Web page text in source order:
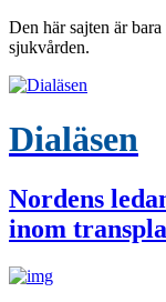
Den här sajten är
sjukvården.
Dialäsen
Nordens
inom